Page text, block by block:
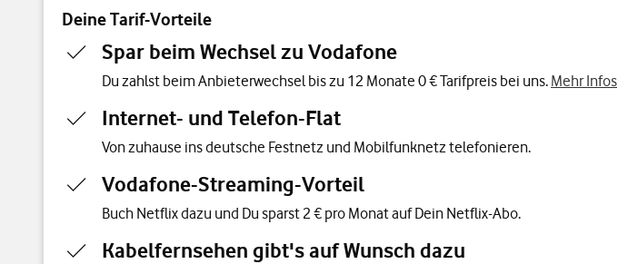
Deine Tarif-Vorteile
Spar beim Wechsel zu Vodafone
Du zahlst beim Anbieterwechsel bis zu 12 Monate 0 € Tarifpreis bei uns. Mehr Infos
Internet- und Telefon-Flat
Von zuhause ins deutsche Festnetz und Mobilfunknetz telefonieren.
Vodafone-Streaming-Vorteil
Buch Netflix dazu und Du sparst 2 € pro Monat auf Dein Netflix-Abo.
Kabelfernsehen gibt's auf Wunsch dazu